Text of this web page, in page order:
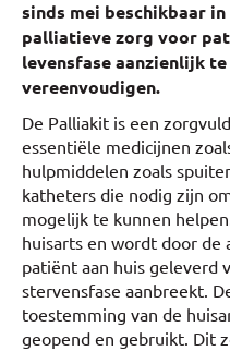
sinds mei beschikbaar
palliatieve zorg voor
levensfase aanzienlijk
vereenvoudigen.
De Palliakit is een
essentiële medicijnen
hulpmiddelen zoals
katheters die nodig zijn
mogelijk te kunnen
huisarts en wordt door de
patiënt aan huis geleverd
stervensfase aanbreekt.
toestemming van de
geopend en gebruikt. Dit